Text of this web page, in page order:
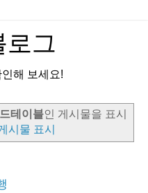
로그
해 보세요!
테이블인 게시물을 표시
시물 표시